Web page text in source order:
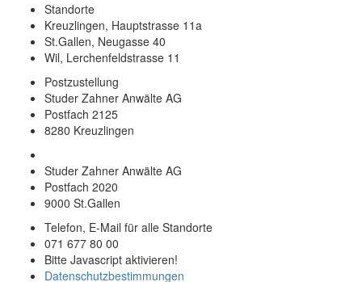
Standorte
Kreuzlingen, Hauptstrasse 11a
St.Gallen, Neugasse 40
Wil, Lerchenfeldstrasse 11
Postzustellung
Studer Zahner Anwälte AG
Postfach 2125
8280 Kreuzlingen
Studer Zahner Anwälte AG
Postfach 2020
9000 St.Gallen
Telefon, E-Mail für alle Standorte
071 677 80 00
Bitte Javascript aktivieren!
Datenschutzbestimmungen